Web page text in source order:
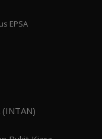
EPSA
(INTAN)